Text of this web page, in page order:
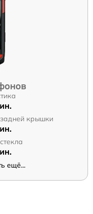
крышки
ещё...